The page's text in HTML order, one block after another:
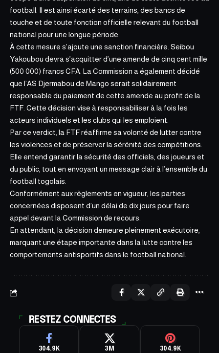
football. Il est ainsi écarté des terrains, des bancs de
touche et de toute fonction officielle relevant du football
national pour une longue période.
À cette mesure s’ajoute une sanction financière. Seibou
Yakoubou devra s’acquitter d’une amende de cinq cent mille
(500 000) francs CFA. La Commission a également décidé
que l’AS Djermabou de Mango serait solidairement
responsable du paiement de cette amende au profit de la
FTF. Cette décision vise à responsabiliser à la fois les
acteurs individuels et les clubs qui les emploient.
Par ce verdict, la FTF réaffirme sa volonté de lutter contre
les violences et de préserver la sérénité des compétitions.
Elle entend garantir la sécurité des officiels, des joueurs et
du public, tout en envoyant un message clair à l’ensemble du
football togolais.
Conformément aux règlements en vigueur, les parties
concernées disposent d’un délai de dix jours pour faire
appel devant la Commission de recours.
En attendant, la décision demeure pleinement exécutoire,
marquant une étape importante dans la lutte contre les
comportements antisportifs dans le football national.
RESTEZ CONNECTES
304.9K 3M 304.9K